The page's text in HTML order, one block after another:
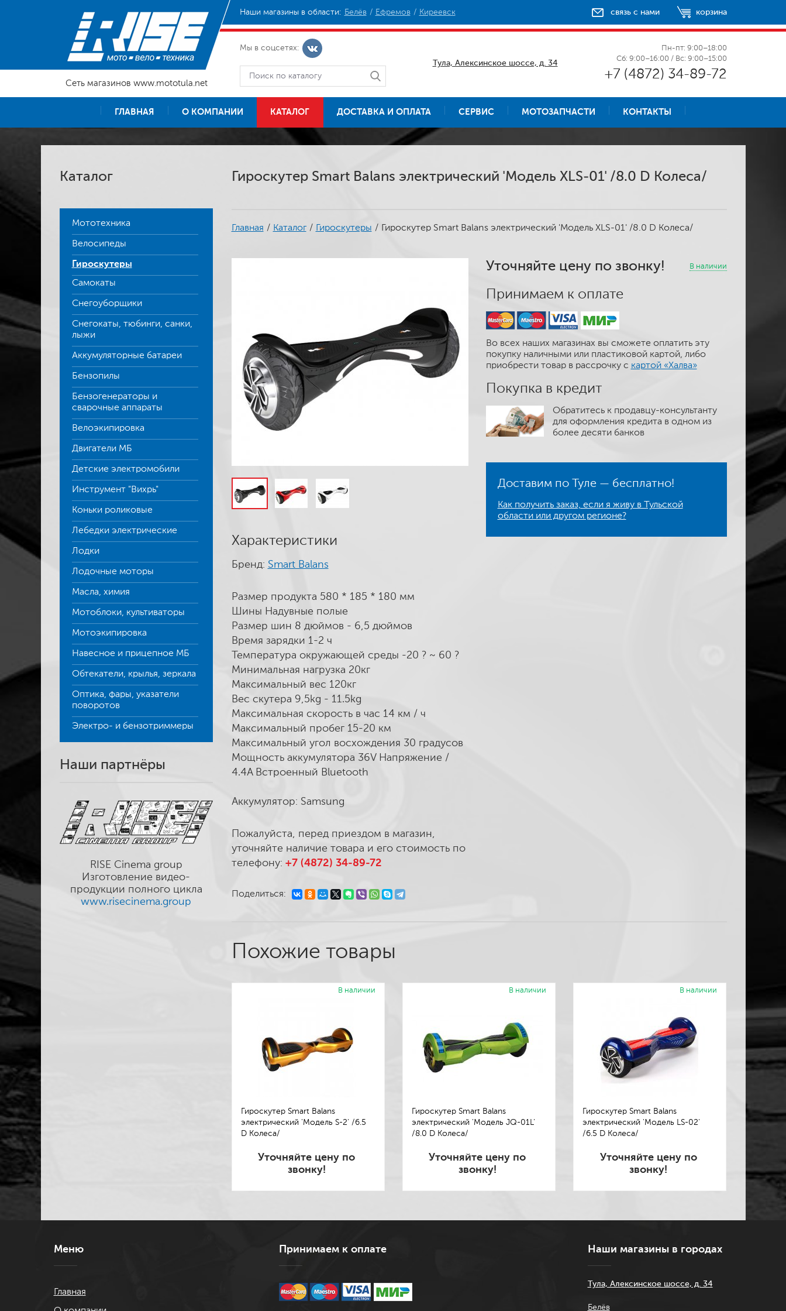
Сеть магазинов www.mototula.net
Наши магазины в области: Белёв Ефремов Киреевск корзина
связь с нами
Мы в соцсетях:
Тула, Алексинское шоссе, д. 34
Пн-пт: 9:00–18:00
Сб: 9:00–16:00 / Вс: 9:00–15:00
+7 (4872) 34-89-72
ГЛАВНАЯ О КОМПАНИИ КАТАЛОГ ДОСТАВКА И ОПЛАТА СЕРВИС МОТОЗАПЧАСТИ КОНТАКТЫ
Каталог
Мототехника
Велосипеды
Гироскутеры
Самокаты
Снегоуборщики
Снегокаты, тюбинги, санки,
лыжи
Аккумуляторные батареи
Бензопилы
Бензогенераторы и
сварочные аппараты
Велоэкипировка
Двигатели МБ
Детские электромобили
Инструмент "Вихрь"
Коньки роликовые
Лебедки электрические
Лодки
Лодочные моторы
Масла, химия
Мотоблоки, культиваторы
Мотоэкипировка
Навесное и прицепное МБ
Обтекатели, крылья, зеркала
Оптика, фары, указатели
поворотов
Электро- и бензотриммеры
Наши партнёры
RISE Cinema group
Изготовление видео-
продукции полного цикла
www.risecinema.group
Гироскутер Smart Balans электрический 'Модель XLS-01' /8.0 D Колеса/
Главная / Каталог / Гироскутеры / Гироскутер Smart Balans электрический 'Модель XLS-01' /8.0 D Колеса/
Характеристики
Бренд: Smart Balans
Размер продукта 580 * 185 * 180 мм
Шины Надувные полые
Размер шин 8 дюймов - 6,5 дюймов
Время зарядки 1-2 ч
Температура окружающей среды -20 ? ~ 60 ?
Минимальная нагрузка 20кг
Максимальный вес 120кг
Вес скутера 9,5kg - 11.5kg
Максимальная скорость в час 14 км / ч
Максимальный пробег 15-20 км
Максимальный угол восхождения 30 градусов
Мощность аккумулятора 36V Напряжение /
4.4A Встроенный Bluetooth
Аккумулятор: Samsung
Пожалуйста, перед приездом в магазин,
уточняйте наличие товара и его стоимость по
телефону: +7 (4872) 34-89-72
Поделиться:
Уточняйте цену по звонку! В наличии
Принимаем к оплате
Во всех наших магазинах вы сможете оплатить эту
покупку наличными или пластиковой картой, либо
приобрести товар в рассрочку с картой «Халва»
Покупка в кредит
Обратитесь к продавцу-консультанту
для оформления кредита в одном из
более десяти банков
Доставим по Туле — бесплатно!
Как получить заказ, если я живу в Тульской
области или другом регионе?
Похожие товары
Гироскутер Smart Balans
электрический 'Модель S-2' /6.5
D Колеса/
Уточняйте цену по
звонку!
В наличии
Гироскутер Smart Balans
электрический 'Модель JQ-01L'
/8.0 D Колеса/
Уточняйте цену по
звонку!
В наличии
Гироскутер Smart Balans
электрический 'Модель LS-02'
/6.5 D Колеса/
Уточняйте цену по
звонку!
В наличии
Меню
Главная
Принимаем к оплате Наши магазины в городах
Тула, Алексинское шоссе, д. 34
Белёв